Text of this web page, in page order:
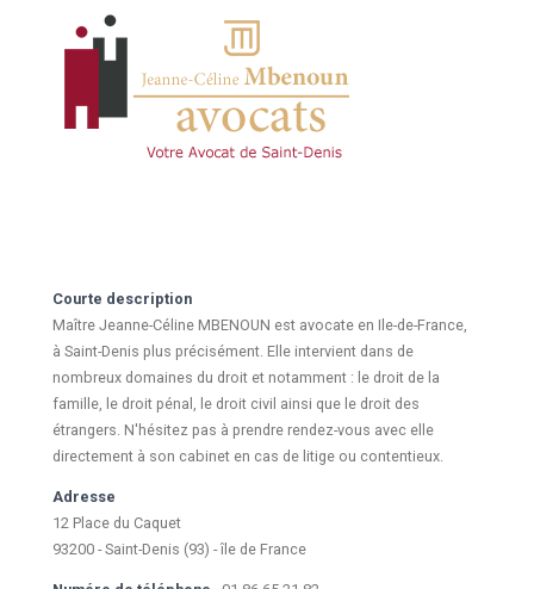
Courte description
Maître Jeanne-Céline MBENOUN est avocate en Ile-de-France,
à Saint-Denis plus précisément. Elle intervient dans de
nombreux domaines du droit et notamment : le droit de la
famille, le droit pénal, le droit civil ainsi que le droit des
étrangers. N'hésitez pas à prendre rendez-vous avec elle
directement à son cabinet en cas de litige ou contentieux.
Adresse
12 Place du Caquet
93200 - Saint-Denis (93) - île de France